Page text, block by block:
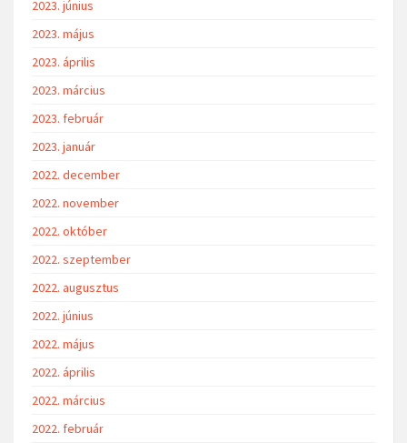
2023. június
2023. május
2023. április
2023. március
2023. február
2023. január
2022. december
2022. november
2022. október
2022. szeptember
2022. augusztus
2022. június
2022. május
2022. április
2022. március
2022. február